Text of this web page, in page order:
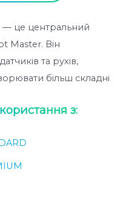
це центральний
Master. Він
та рухів,
більш складні
з: